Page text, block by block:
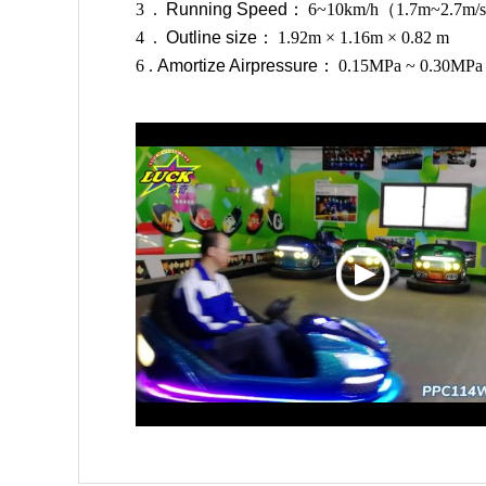
3. Running Speed ： 6~10km/h （1.7m~2.7m/s
4. Outline size ： 1.92m × 1.16m × 0.82 m
6. Amortize Airpressure ： 0.15MPa ~ 0.30MPa